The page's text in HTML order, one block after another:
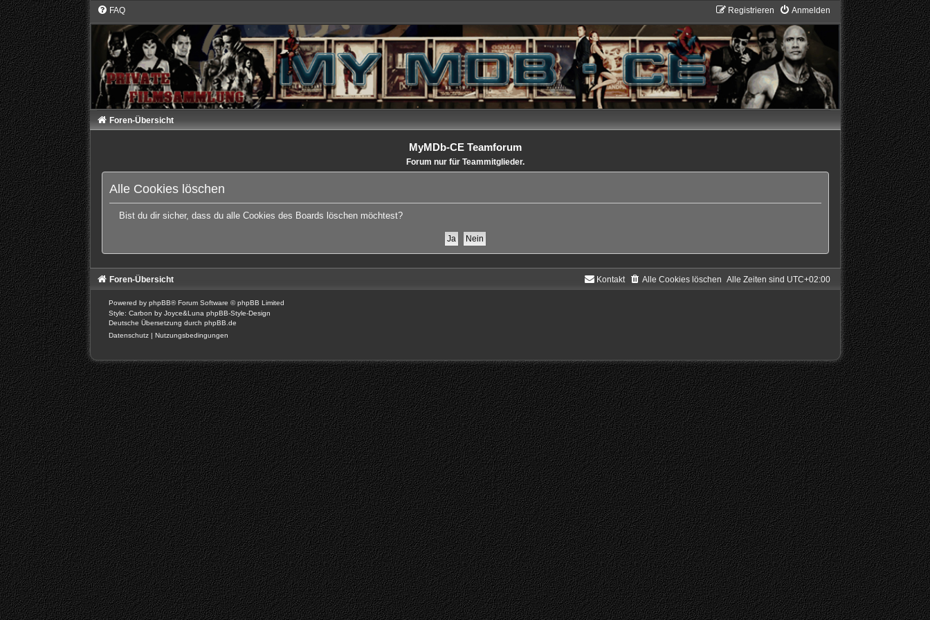
FAQ Anmelden
Registrieren
Foren-Übersicht
MyMDb-CE Teamforum
Forum nur für Teammitglieder.
Alle Cookies löschen
Bist du dir sicher, dass du alle Cookies des Boards löschen möchtest?
Foren-Übersicht Alle Zeiten sind UTC+02:00
Alle Cookies löschen
Kontakt
Powered by phpBB® Forum Software © phpBB Limited
Style: Carbon by Joyce&Luna phpBB-Style-Design
Deutsche Übersetzung durch phpBB.de
Datenschutz | Nutzungsbedingungen